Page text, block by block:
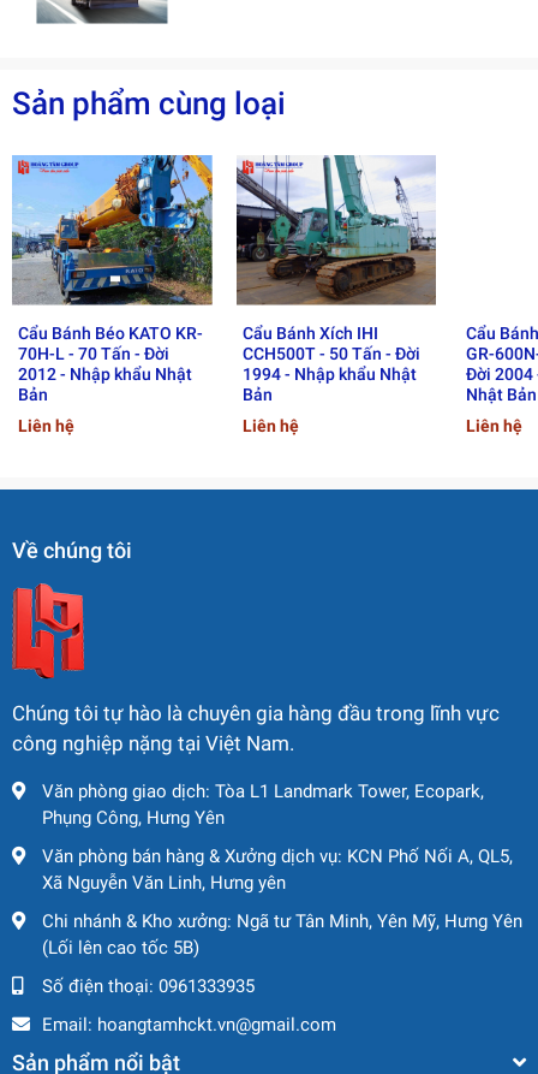
Số giờ hoạt động:
Trang bị cần phụ:Thanh cần phụ mở tay thủ công
3. Ưu điểm nổi bật của SANY
STC250
3.1. Thiết kế linh hoạt – phù hợp
công trình vừa và nhỏ
Kích thước vừa phải, dễ dàng vận chuyển và thi công
xác
3.2. Hiệu suất ổn định – tiết kiệm
nhiên liệu
Động cơ đạt tiêu chuẩn khí thải cao, vận hành êm ái,
tiết kiệm nhiên liệu
Hệ thống thủy lực chính xác, dễ bảo dưỡng và sửa
chữa
3.3. Tình trạng sử dụng tốt – hồ
sơ rõ ràng
Thiết bị nguyên bản, không hàn, không gia cường
Số giờ và km vận hành ở mức hợp lý, đảm bảo còn
nhiều giá trị sử dụng
Có hỗ trợ kiểm tra, đánh giá tình trạng thực tế khi
khách hàng có nhu cầu
Sản phẩm cùng loại
Cẩu Bánh Béo KATO KR-
70H-L - 70 Tấn - Đời
2012 - Nhập khẩu Nhật
Bản
Liên hệ
Cẩu Bánh Xích IHI
CCH500T - 50 Tấn - Đời
1994 - Nhập khẩu Nhật
Bản
Liên hệ
Cẩu
GR-
Đời 2004
Nhật Bản
Liên hệ
Về chúng tôi
Chúng tôi tự hào là chuyên gia hàng đầu trong lĩnh vực
công nghiệp nặng tại Việt Nam.
Văn phòng giao dịch: Tòa L1 Landmark Tower, Ecopark,
Phụng Công, Hưng Yên
Văn phòng bán hàng & Xưởng dịch vụ: KCN Phố Nối A, QL5,
Xã Nguyễn Văn Linh, Hưng yên
Chi nhánh & Kho xưởng: Ngã tư Tân Minh, Yên Mỹ, Hưng Yên
(Lối lên cao tốc 5B)
Số điện thoại: 0961333935
Email: hoangtamhckt.vn@gmail.com
Sản phẩm nổi bật